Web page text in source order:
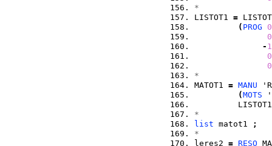
*
LISTOT1 =
( PROG
0
0
- 1
0
0
*
MATOT1 = MANU
(MOTS
*
list matot1
;
*
leres2 = RESO